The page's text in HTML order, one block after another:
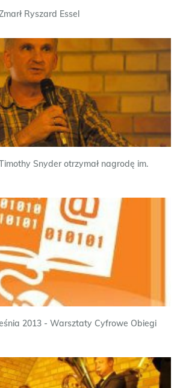
Ryszard Essel
Snyder otrzymał nagrodę im.
2013 - Warsztaty Cyfrowe Obiegi